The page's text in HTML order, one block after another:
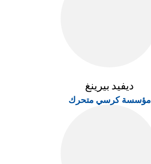
ديفيد بيرينغ
مؤسسة كرسي متحرك